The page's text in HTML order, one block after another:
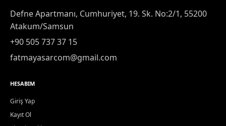
Defne Apartmanı, Cumhuriyet, 19. Sk. No:2/1, 55200
Atakum/Samsun
+90 505 737 37 15
fatmayasarcom@gmail.com
HESABIM
Giriş Yap
Kayıt Ol